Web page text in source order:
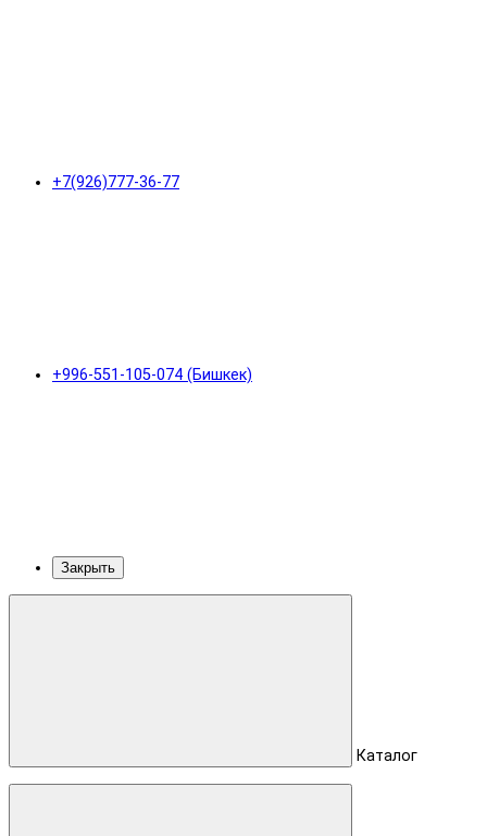
+7(926)777-36-77
+996-551-105-074 (Бишкек)
Закрыть
Каталог